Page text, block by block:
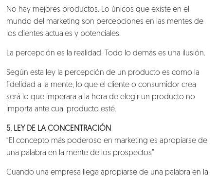
No hay mejores productos. Lo únicos que existe en el
mundo del marketing son percepciones en las mentes de
los clientes actuales y potenciales.
La percepción es la realidad. Todo lo demás es una ilusión.
Según esta ley la percepción de un producto es como la
fidelidad a la mente, lo que el cliente o consumidor crea
será lo que imperara a la hora de elegir un producto no
importa ante cual producto esté.
5. LEY DE LA CONCENTRACIÓN
“El concepto más poderoso en marketing es apropiarse de
una palabra en la mente de los prospectos”
Cuando una empresa llega apropiarse de una palabra en la